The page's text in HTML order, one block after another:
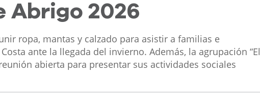
Abrigo 2026
ropa, mantas y calzado para asistir a familias e
ante la llegada del invierno. Además, la agrupación “El
abierta para presentar sus actividades sociales